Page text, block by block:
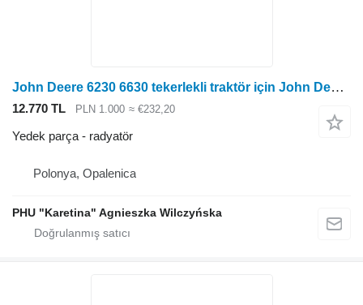
John Deere 6230 6630 tekerlekli traktör için John Deere 6230 6630 Radyatör Fanı AL160126
12.770 TL PLN 1.000 ≈ €232,20
Yedek parça - radyatör
Polonya, Opalenica
PHU "Karetina" Agnieszka Wilczyńska